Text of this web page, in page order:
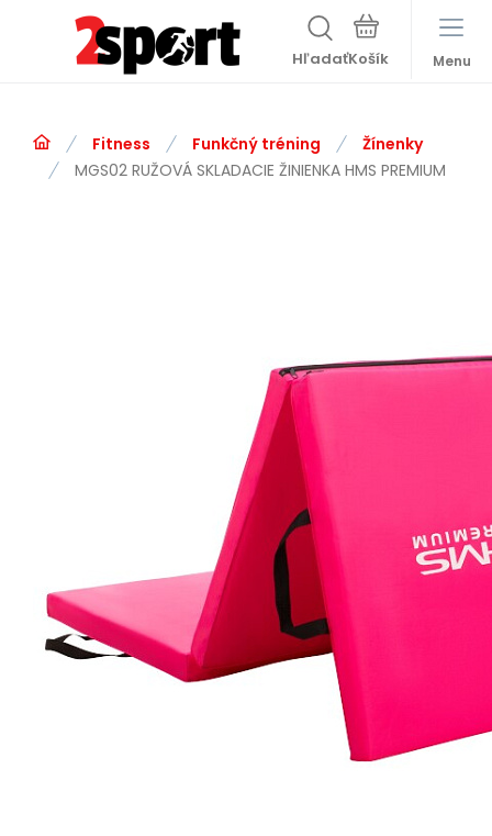
Hľadať Menu
Fitness Funkčný tréning
Žínenky
MGS02 RUŽOVÁ SKLADACIE ŽINIENKA HMS PREMIUM